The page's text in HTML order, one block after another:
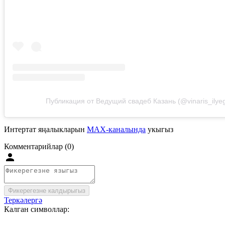
Публикация от Ведущий свадеб Казань
Интертат яңалыкларын MAX-каналында укыгыз
Комментарийлар (0)
Фикерегезне калдырыгыз
Теркәлергә
Калган символлар: